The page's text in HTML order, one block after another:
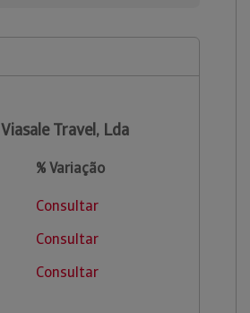
Viasale Travel, Lda
% Variação
Consultar
Consultar
Consultar